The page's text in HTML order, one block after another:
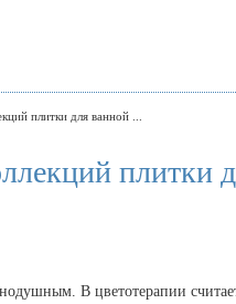
плитки для ванной ...
плитки
В цветотерапии